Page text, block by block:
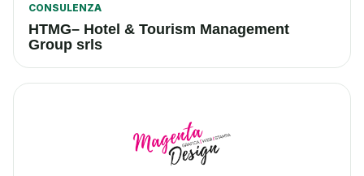
CONSULENZA
HTMG– Hotel & Tourism Management
Group srls